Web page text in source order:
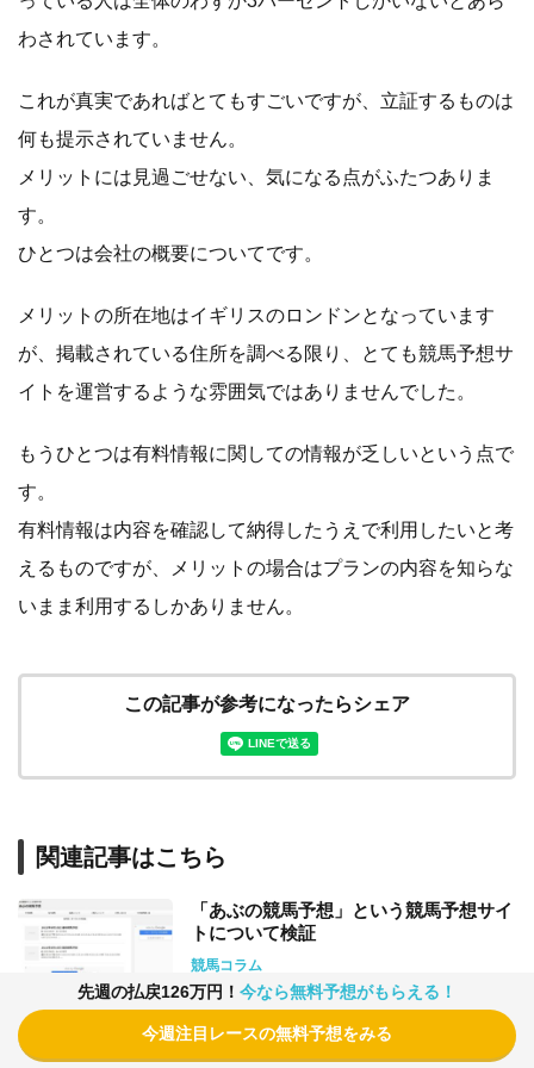
わされています。
これが真実であればとてもすごいですが、立証するものは
何も提示されていません。
メリットには見過ごせない、気になる点がふたつありま
す。
ひとつは会社の概要についてです。
メリットの所在地はイギリスのロンドンとなっています
が、掲載されている住所を調べる限り、とても競馬予想サ
イトを運営するような雰囲気ではありませんでした。
もうひとつは有料情報に関しての情報が乏しいという点で
す。
有料情報は内容を確認して納得したうえで利用したいと考
えるものですが、メリットの場合はプランの内容を知らな
いまま利用するしかありません。
この記事が参考になったらシェア
関連記事はこちら
「あぶの競馬予想」という競馬予想サイ
トについて検証
競馬コラム
【2023年】安田記念の予想に役立つデー
先週の払戻126万円！ 今なら無料予想がもらえる！
今週注目レースの無料予想をみる